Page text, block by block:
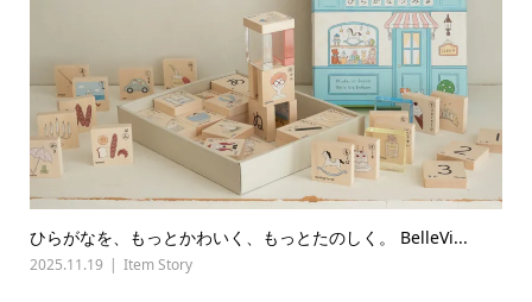
ひらがなを、もっとかわいく、もっとたのしく。 BelleVi...
2025.11.19 Item Story